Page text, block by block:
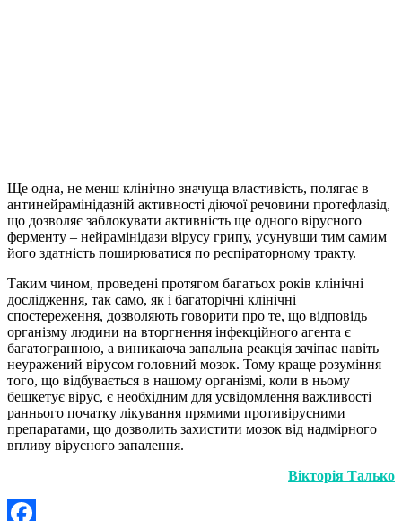
Ще одна, не менш клінічно значуща властивість, полягає в
антинейрамінідазній активності діючої речовини протефлазід,
що дозволяє заблокувати активність ще одного вірусного
ферменту – нейрамінідази вірусу грипу, усунувши тим самим
його здатність поширюватися по респіраторному тракту.
Таким чином, проведені протягом багатьох років клінічні
дослідження, так само, як і багаторічні клінічні
спостереження, дозволяють говорити про те, що відповідь
організму людини на вторгнення інфекційного агента є
багатогранною, а виникаюча запальна реакція зачіпає навіть
неуражений вірусом головний мозок. Тому краще розуміння
того, що відбувається в нашому організмі, коли в ньому
бешкетує вірус, є необхідним для усвідомлення важливості
раннього початку лікування прямими противірусними
препаратами, що дозволить захистити мозок від надмірного
впливу вірусного запалення.
Вікторія Талько